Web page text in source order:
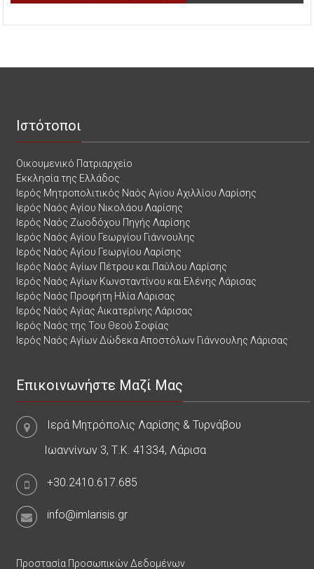
Ιστότοποι
Οικουμενικό Πατριαρχείο
Εκκλησία της Ελλάδος
Ιερός Μητροπολιτικός Ναός Αγίου Αχιλλίου Λαρίσης
Ιερός Ναός Αγίου Νικολάου Λαρίσης
Ιερός Ναός Ζωοδόχου Πηγής Λαρίσης
Ιερός Ναός Αγίου Γεωργίου Γιάννουλης
Ιερός Ναός Αγίου Γεωργίου Λαρίσης
Ιερός Ναός Αγίων Πέτρου και Παύλου Λαρίσης
Ιερός Ναός Αγίων Κωνσταντίνου και Ελένης Λάρισας
Ιερός Ναός Προφήτη Ηλία Λάρισας
Ιερός Ναός Αγίας Αικατερίνης Λάρισας
Ιερός Ναός της Του Θεού Σοφίας
Ιερός Ναός Αγίων Δώδεκα Αποστόλων Γιάννουλης Λάρισας
Επικοινωνήστε Μαζί Μας
Ιερά Μητρόπολις Λαρίσης & Τυρνάβου
Ιωαννίνων 3, Τ.Κ. 41334, Λάρισα
+30.2410.617.685
info@imlarisis.gr
Προστασία Προσωπικών Δεδομένων